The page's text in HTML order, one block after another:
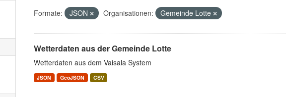
Formate: JSON Organisationen: Gemeinde Lotte
Wetterdaten aus der Gemeinde Lotte
Wetterdaten aus dem Vaisala System
JSON GeoJSON CSV